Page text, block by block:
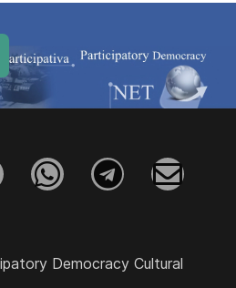
Democracy Cultural